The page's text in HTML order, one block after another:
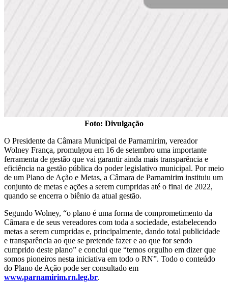
Foto: Divulgação
O Presidente da Câmara Municipal de Parnamirim, vereador
Wolney França, promulgou em 16 de setembro uma importante
ferramenta de gestão que vai garantir ainda mais transparência e
eficiência na gestão pública do poder legislativo municipal. Por meio
de um Plano de Ação e Metas, a Câmara de Parnamirim instituiu um
conjunto de metas e ações a serem cumpridas até o final de 2022,
quando se encerra o biênio da atual gestão.
Segundo Wolney, “o plano é uma forma de comprometimento da
Câmara e de seus vereadores com toda a sociedade, estabelecendo
metas a serem cumpridas e, principalmente, dando total publicidade
e transparência ao que se pretende fazer e ao que for sendo
cumprido deste plano” e conclui que “temos orgulho em dizer que
somos pioneiros nesta iniciativa em todo o RN”. Todo o conteúdo
do Plano de Ação pode ser consultado em
www.parnamirim.rn.leg.br.